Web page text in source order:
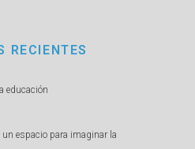
RECIENTES
educación
espacio para imaginar la